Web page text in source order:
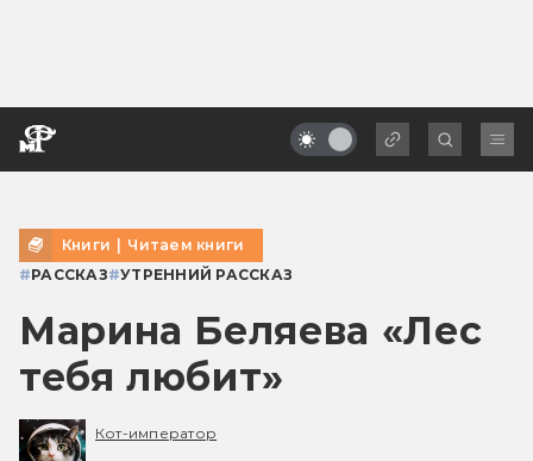
Книги | Читаем книги
#РАССКАЗ#УТРЕННИЙ РАССКАЗ
Марина Беляева «Лес
тебя любит»
Кот-император